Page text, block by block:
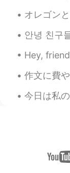
オレゴンとワシントン州で見える色ん
안녕 친구들 오렌만이다~ 코로나 때문에 발
Hey, friends! How are
作文に費やした1日。文章を書くことは常にもどかし
今日は私の28歳の誕生日です！ 先週末友達と計画